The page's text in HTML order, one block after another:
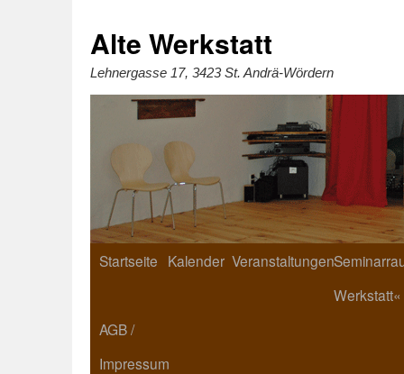
Alte Werkstatt
Lehnergasse 17, 3423 St. Andrä-Wördern
Startseite Kalender Veranstaltungen
Werkstatt«
AGB /
Impressum